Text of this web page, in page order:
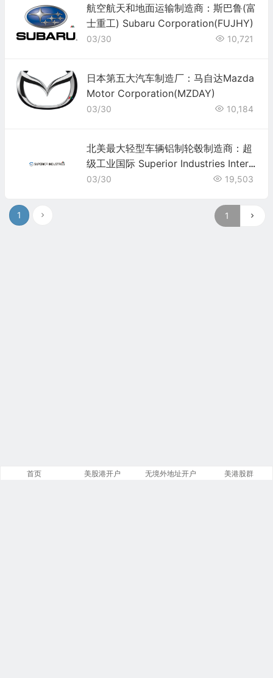
航空航天和地面运输制造商：斯巴鲁(富
士重工) Subaru Corporation(FUJHY)
03/30 10,721
日本第五大汽车制造厂：马自达Mazda
Motor Corporation(MZDAY)
03/30 10,184
北美最大轻型车辆铝制轮毂制造商：超
级工业国际 Superior Industries Intern
ational(SUP)
03/30 19,503
1
首页 美股港开户 无境外地址开户 美港股群